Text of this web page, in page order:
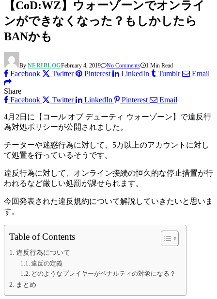
【CoD:WZ】ウォーゾーンでオンライ
ンができなくなった？もしかしたら
BANかも
By NERIBLOGFebruary 4, 2019 No Comments 1 Min Read
Facebook Twitter Pinterest LinkedIn Tumblr Email
Share
Facebook
Twitter LinkedIn Pinterest Email
4月2日に【コール オブ デューティ ウォーゾーン】で違反行
為対処ポリシーが公開されました。
チーターや迷惑行為に対して、5万以上のアカウントに対し
て処置を行っているそうです。
違反行為に対して、オンライン接続の恒久的な停止措置が行
われるなど厳しい処罰が課せられます。
今回発表された違反規約について解説していきたいと思いま
す。
Table of Contents
違反行為について
違反の定義
どのようなプレイヤーがペナルティの対象になる？
まとめ